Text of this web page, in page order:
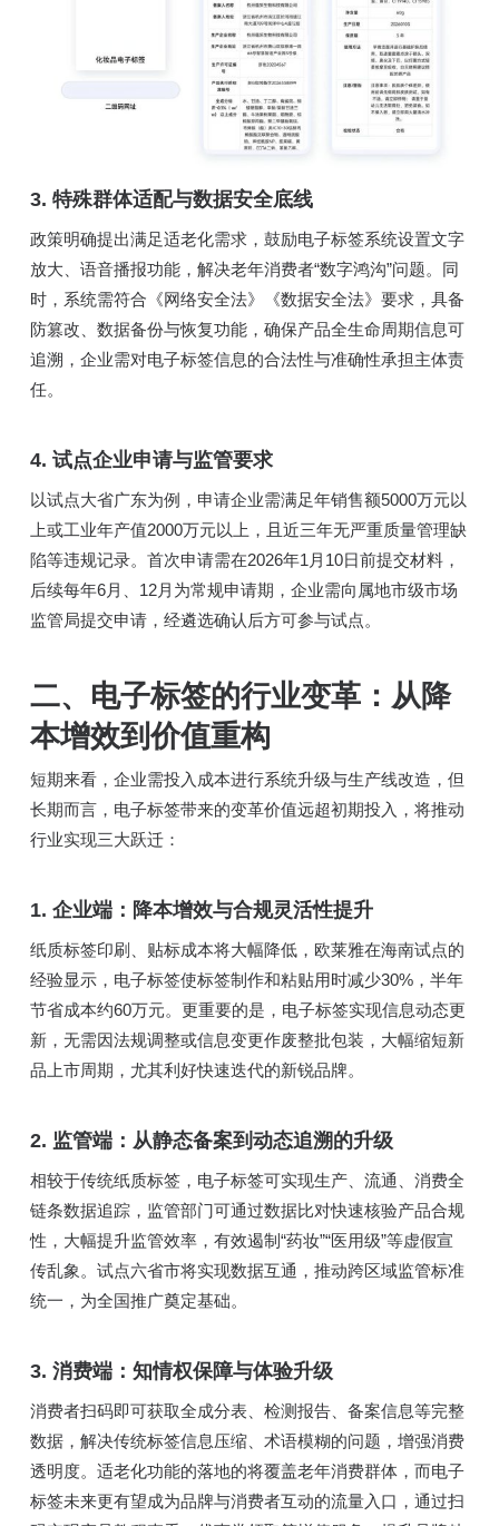
3. 特殊群体适配与数据安全底线
政策明确提出满足适老化需求，鼓励电子标签系统设置文字
放大、语音播报功能，解决老年消费者“数字鸿沟”问题。同
时，系统需符合《网络安全法》《数据安全法》要求，具备
防篡改、数据备份与恢复功能，确保产品全生命周期信息可
追溯，企业需对电子标签信息的合法性与准确性承担主体责
任。
4. 试点企业申请与监管要求
以试点大省广东为例，申请企业需满足年销售额5000万元以
上或工业年产值2000万元以上，且近三年无严重质量管理缺
陷等违规记录。首次申请需在2026年1月10日前提交材料，
后续每年6月、12月为常规申请期，企业需向属地市级市场
监管局提交申请，经遴选确认后方可参与试点。
二、电子标签的行业变革：从降
本增效到价值重构
短期来看，企业需投入成本进行系统升级与生产线改造，但
长期而言，电子标签带来的变革价值远超初期投入，将推动
行业实现三大跃迁：
1. 企业端：降本增效与合规灵活性提升
纸质标签印刷、贴标成本将大幅降低，欧莱雅在海南试点的
经验显示，电子标签使标签制作和粘贴用时减少30%，半年
节省成本约60万元。更重要的是，电子标签实现信息动态更
新，无需因法规调整或信息变更作废整批包装，大幅缩短新
品上市周期，尤其利好快速迭代的新锐品牌。
2. 监管端：从静态备案到动态追溯的升级
相较于传统纸质标签，电子标签可实现生产、流通、消费全
链条数据追踪，监管部门可通过数据比对快速核验产品合规
性，大幅提升监管效率，有效遏制“药妆”“医用级”等虚假宣
传乱象。试点六省市将实现数据互通，推动跨区域监管标准
统一，为全国推广奠定基础。
3. 消费端：知情权保障与体验升级
消费者扫码即可获取全成分表、检测报告、备案信息等完整
数据，解决传统标签信息压缩、术语模糊的问题，增强消费
透明度。适老化功能的落地的将覆盖老年消费群体，而电子
标签未来更有望成为品牌与消费者互动的流量入口，通过扫